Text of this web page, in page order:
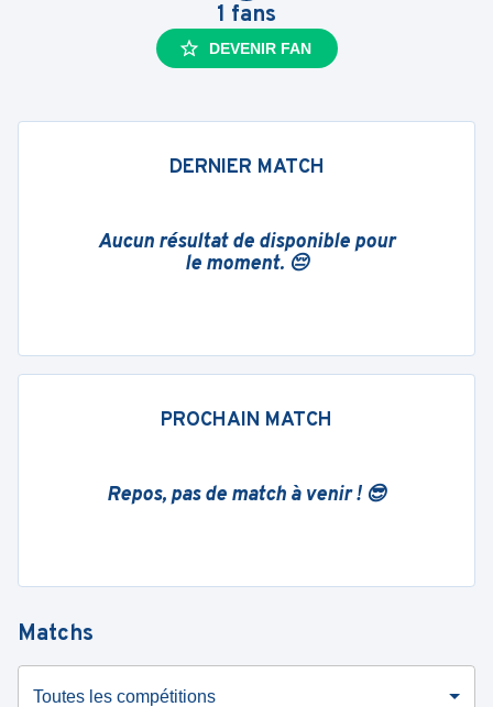
1 fans
DEVENIR FAN
DERNIER MATCH
Aucun résultat de disponible pour
le moment. 😔
PROCHAIN MATCH
Repos, pas de match à venir ! 😎
Matchs
Toutes les compétitions